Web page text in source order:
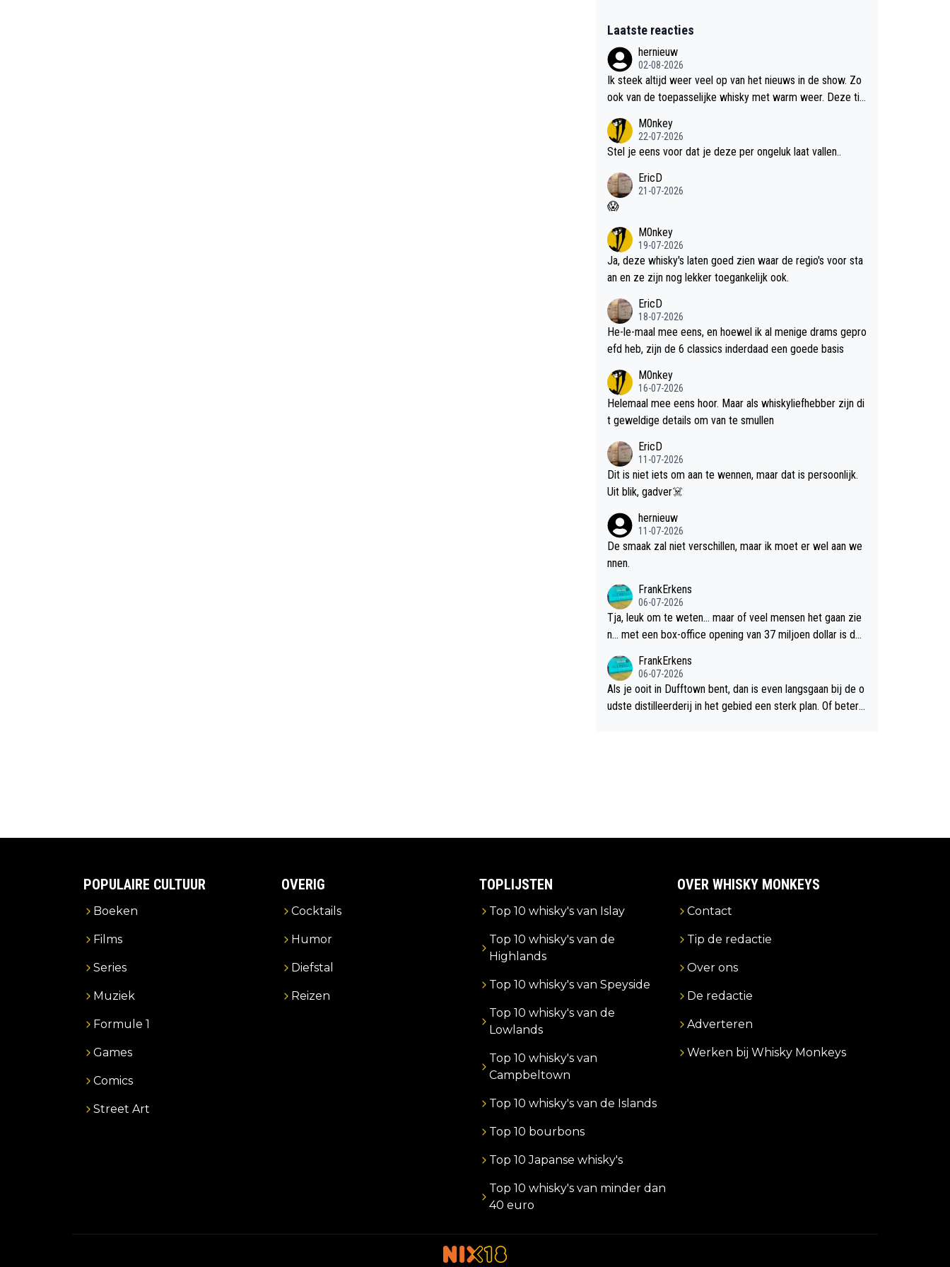
Laatste reacties
hernieuw
02-08-2026
Ik steek altijd weer veel op van het nieuws in de show. Zo
ook van de toepasselijke whisky met warm weer. Deze tip
M0nkey
22-07-2026
Stel je eens voor dat je deze per ongeluk laat vallen..
EricD
21-07-2026
😱
M0nkey
19-07-2026
Ja, deze whisky's laten goed zien waar de regio's voor sta
an en ze zijn nog lekker toegankelijk ook.
EricD
18-07-2026
He-le-maal mee eens, en hoewel ik al menige drams gepro
efd heb, zijn de 6 classics inderdaad een goede basis
M0nkey
16-07-2026
Helemaal mee eens hoor. Maar als whiskyliefhebber zijn di
t geweldige details om van te smullen
EricD
11-07-2026
Dit is niet iets om aan te wennen, maar dat is persoonlijk.
Uit blik, gadver☠️
hernieuw
11-07-2026
De smaak zal niet verschillen, maar ik moet er wel aan we
nnen.
FrankErkens
06-07-2026
Tja, leuk om te weten... maar of veel mensen het gaan zie
n... met een box-office opening van 37 miljoen dollar is de
FrankErkens
06-07-2026
Als je ooit in Dufftown bent, dan is even langsgaan bij de o
udste distilleerderij in het gebied een sterk plan. Of beter n
POPULAIRE CULTUUR
Boeken
Films
Series
Muziek
Formule 1
Games
Comics
Street Art
OVERIG
Cocktails
Humor
Diefstal
Reizen
TOPLIJSTEN
Top 10 whisky's van Islay
Top 10 whisky's van de
Highlands
Top 10 whisky's van Speyside
Top 10 whisky's van de
Lowlands
Top 10 whisky's van
Campbeltown
Top 10 whisky's van de Islands
Top 10 bourbons
Top 10 Japanse whisky's
Top 10 whisky's van minder dan
40 euro
OVER WHISKY MONKEYS
Contact
Tip de redactie
Over ons
De redactie
Adverteren
Werken bij Whisky Monkeys